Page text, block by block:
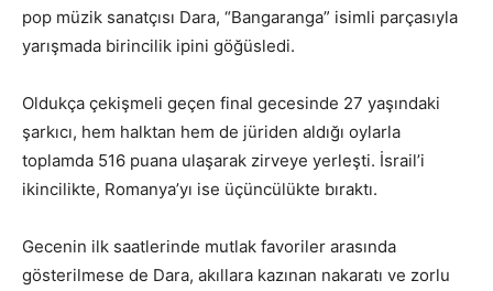
pop müzik sanatçısı Dara, “Bangaranga” isimli parçasıyla
yarışmada birincilik ipini göğüsledi.
Oldukça çekişmeli geçen final gecesinde 27 yaşındaki
şarkıcı, hem halktan hem de jüriden aldığı oylarla
toplamda 516 puana ulaşarak zirveye yerleşti. İsrail’i
ikincilikte, Romanya’yı ise üçüncülükte bıraktı.
Gecenin ilk saatlerinde mutlak favoriler arasında
gösterilmese de Dara, akıllara kazınan nakaratı ve zorlu